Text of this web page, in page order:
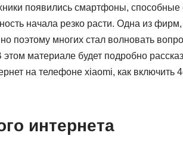
появились смартфоны, способные
начала резко расти. Одна из
поэтому многих стал волновать
материале будет подробно
на телефоне xiaomi, как включить
интернета